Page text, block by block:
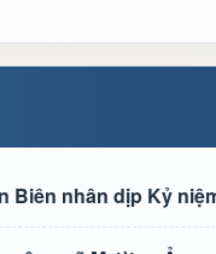
Biên nhân dịp Kỷ